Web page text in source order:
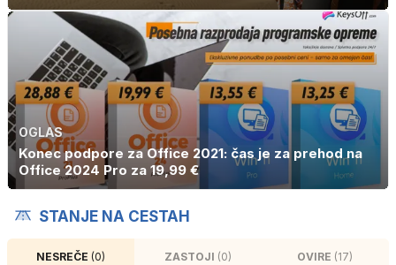
OGLAS
Konec podpore za Office 2021: čas je za prehod na
Office 2024 Pro za 19,99 €
STANJE NA CESTAH
NESREČE (0) ZASTOJI (0) OVIRE (17)